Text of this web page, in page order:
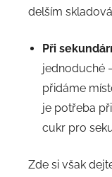
delším
Při
jednoduché
přidáme
je potřeba
cukr pro
Zde si však